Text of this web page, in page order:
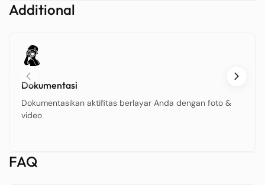
Additional
Dokumentasi
Dokumentasikan aktifitas berlayar Anda dengan foto &
video
FAQ